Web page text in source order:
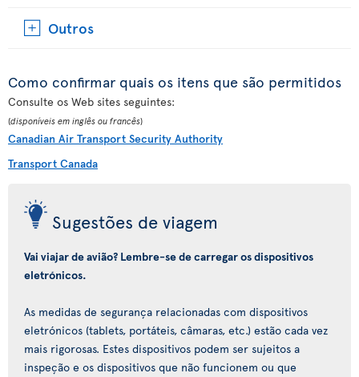
Outros
Como confirmar quais os itens que são permitidos
Consulte os Web sites seguintes:
(disponíveis em inglês ou francês)
Canadian Air Transport Security Authority
Transport Canada
Sugestões de viagem
Vai viajar de avião? Lembre-se de carregar os dispositivos
eletrónicos.
As medidas de segurança relacionadas com dispositivos
eletrónicos (tablets, portáteis, câmaras, etc.) estão cada vez
mais rigorosas. Estes dispositivos podem ser sujeitos a
inspeção e os dispositivos que não funcionem ou que